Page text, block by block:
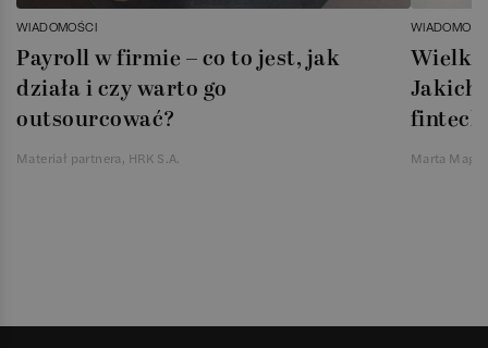
WIADOMOŚCI
Payroll w firmie – co to jest, jak
działa i czy warto go
outsourcować?
Materiał partnera, HRK S.A.
Jakich
Marta